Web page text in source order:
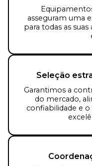
asseguram uma
para todas as
Seleção
Garantimos a
do mercado,
confiabilidade e